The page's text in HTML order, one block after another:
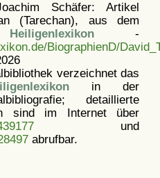
Schäfer: Artikel
(Tarechan), aus dem
-
BiographienD/
verzeichnet das
in der
detaillierte
sind im Internet über
und
abrufbar.